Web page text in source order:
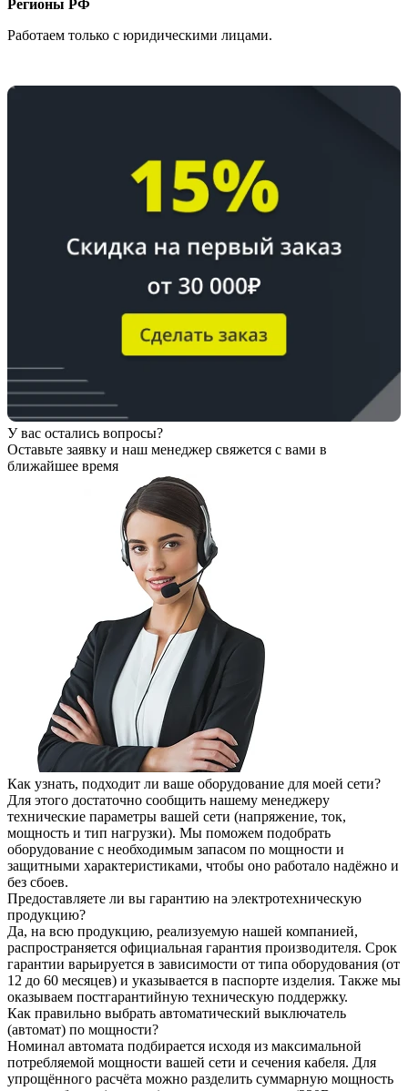
Регионы РФ
Работаем только с юридическими лицами.
У вас остались вопросы?
Оставьте заявку и наш менеджер свяжется с вами в
ближайшее время
Как узнать, подходит ли ваше оборудование для моей сети?
Для этого достаточно сообщить нашему менеджеру
технические параметры вашей сети (напряжение, ток,
мощность и тип нагрузки). Мы поможем подобрать
оборудование с необходимым запасом по мощности и
защитными характеристиками, чтобы оно работало надёжно и
без сбоев.
Предоставляете ли вы гарантию на электротехническую
продукцию?
Да, на всю продукцию, реализуемую нашей компанией,
распространяется официальная гарантия производителя. Срок
гарантии варьируется в зависимости от типа оборудования (от
12 до 60 месяцев) и указывается в паспорте изделия. Также мы
оказываем постгарантийную техническую поддержку.
Как правильно выбрать автоматический выключатель
(автомат) по мощности?
Номинал автомата подбирается исходя из максимальной
потребляемой мощности вашей сети и сечения кабеля. Для
упрощённого расчёта можно разделить суммарную мощность